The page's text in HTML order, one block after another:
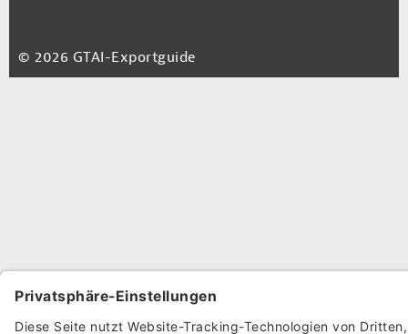
© 2026 GTAI-Exportguide